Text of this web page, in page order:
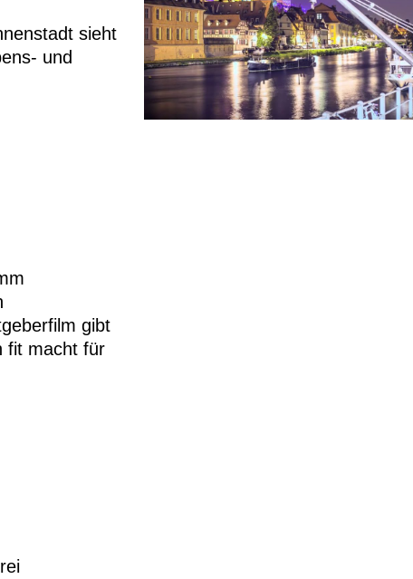
sieht
und
gibt
fit macht für